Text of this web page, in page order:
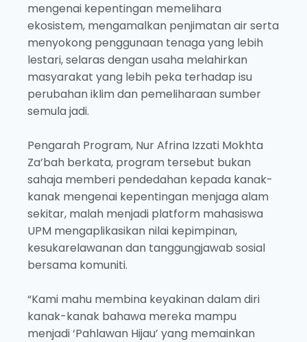
mengenai kepentingan memelihara
ekosistem, mengamalkan penjimatan air serta
menyokong penggunaan tenaga yang lebih
lestari, selaras dengan usaha melahirkan
masyarakat yang lebih peka terhadap isu
perubahan iklim dan pemeliharaan sumber
semula jadi.
Pengarah Program, Nur Afrina Izzati Mokhta
Za’bah berkata, program tersebut bukan
sahaja memberi pendedahan kepada kanak-
kanak mengenai kepentingan menjaga alam
sekitar, malah menjadi platform mahasiswa
UPM mengaplikasikan nilai kepimpinan,
kesukarelawanan dan tanggungjawab sosial
bersama komuniti.
“Kami mahu membina keyakinan dalam diri
kanak-kanak bahawa mereka mampu
menjadi ‘Pahlawan Hijau’ yang memainkan